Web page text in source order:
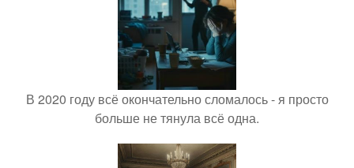
В 2020 году всё окончательно сломалось - я просто
больше не тянула всё одна.